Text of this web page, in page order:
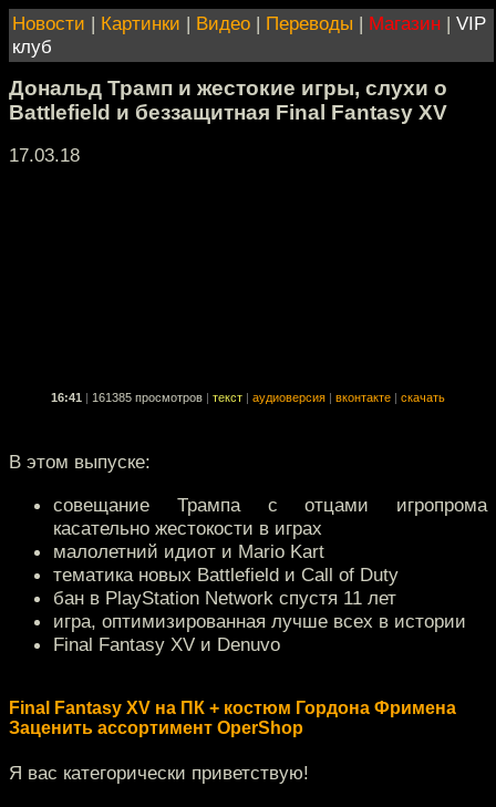
Новости | Картинки | Видео | Переводы | Магазин | VIP
клуб
Дональд Трамп и жестокие игры, слухи о
Battlefield и беззащитная Final Fantasy XV
17.03.18
16:41 161385 просмотров текст аудиоверсия вконтакте скачать
В этом выпуске:
совещание Трампа с отцами игропрома
касательно жестокости в играх
малолетний идиот и Mario Kart
тематика новых Battlefield и Call of Duty
бан в PlayStation Network спустя 11 лет
игра, оптимизированная лучше всех в истории
Final Fantasy XV и Denuvo
Final Fantasy XV на ПК + костюм Гордона Фримена
Заценить ассортимент OperShop
Я вас категорически приветствую!